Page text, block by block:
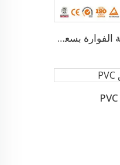
ماكينة تعبئة وتغليف المشروبات الغازية الفوارة بسعة 10000 زجاجة في الساعة